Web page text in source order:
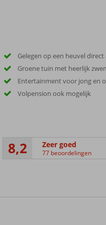
met een onbezorgde zon,
Gelegen op een heuvel direct
Groene tuin met heerlijk
Entertainment voor jong en
Volpension ook mogelijk
8,2 Zeer goed
77 beoordelingen